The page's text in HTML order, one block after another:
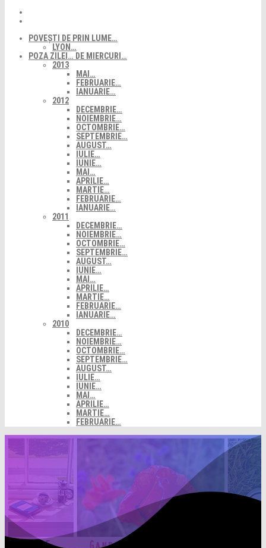
POVEȘTI DE PRIN LUME…
LYON…
POZA ZILEI… DE MIERCURI…
2013
MAI…
FEBRUARIE…
IANUARIE…
2012
DECEMBRIE…
NOIEMBRIE…
OCTOMBRIE…
SEPTEMBRIE…
AUGUST…
IULIE…
IUNIE…
MAI…
APRILIE…
MARTIE…
FEBRUARIE…
IANUARIE…
2011
DECEMBRIE…
NOIEMBRIE…
OCTOMBRIE…
SEPTEMBRIE…
AUGUST…
IUNIE…
MAI…
APRILIE…
MARTIE…
FEBRUARIE…
IANUARIE…
2010
DECEMBRIE…
NOIEMBRIE…
OCTOMBRIE…
SEPTEMBRIE…
AUGUST…
IULIE…
IUNIE…
MAI…
APRILIE…
MARTIE…
FEBRUARIE…